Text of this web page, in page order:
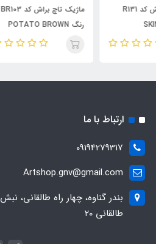
ماژیک تاچ براش کد R131
ماژیک تاچ براش کد BR103
رنگ POTATO BROWN
ارتباط با ما
09194279317
Artshop.gnv@gmail.com
بندر گناوه، چهار راه طالقانی، نبش
طالقانی ۲۰